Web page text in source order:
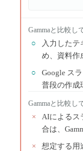
Gammaと比較し
○
入力した
め、資料作
○
Google ス
普段の作成
Gammaと比較し
×
AIによるス
合は、
×
想定する用